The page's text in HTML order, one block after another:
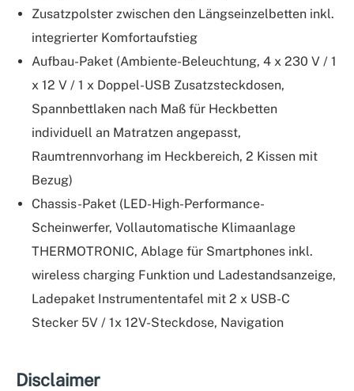
Zusatzpolster zwischen den Längseinzelbetten inkl.
integrierter Komfortaufstieg
Aufbau-Paket (Ambiente-Beleuchtung, 4 x 230 V / 1
x 12 V / 1 x Doppel-USB Zusatzsteckdosen,
Spannbettlaken nach Maß für Heckbetten
individuell an Matratzen angepasst,
Raumtrennvorhang im Heckbereich, 2 Kissen mit
Bezug)
Chassis-Paket (LED-High-Performance-
Scheinwerfer, Vollautomatische Klimaanlage
THERMOTRONIC, Ablage für Smartphones inkl.
wireless charging Funktion und Ladestandsanzeige,
Ladepaket Instrumententafel mit 2 x USB-C
Stecker 5V / 1x 12V-Steckdose, Navigation
Disclaimer